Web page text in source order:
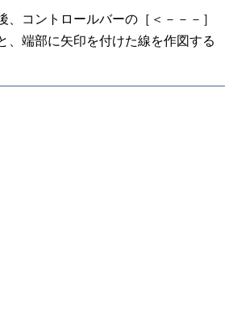
、コントロールバーの［＜－－－］
、端部に矢印を付けた線を作図する